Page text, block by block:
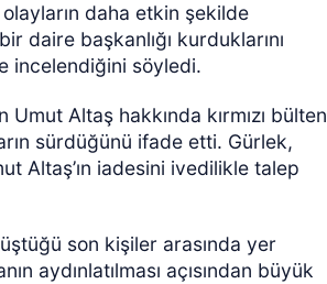
daha etkin şekilde
daire başkanlığı kurduklarını
incelendiğini söyledi.
Altaş hakkında kırmızı bülten
sürdüğünü ifade etti. Gürlek,
Altaş’ın iadesini ivedilikle talep
son kişiler arasında yer
aydınlatılması açısından büyük
ÖZEL HABER